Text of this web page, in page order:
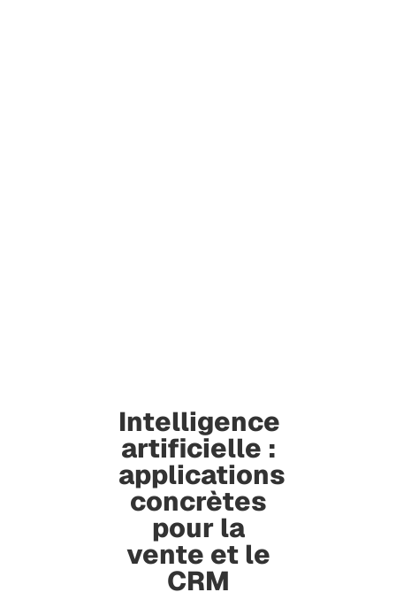
Intelligence
artificielle :
applications
concrètes
pour la
vente et le
CRM